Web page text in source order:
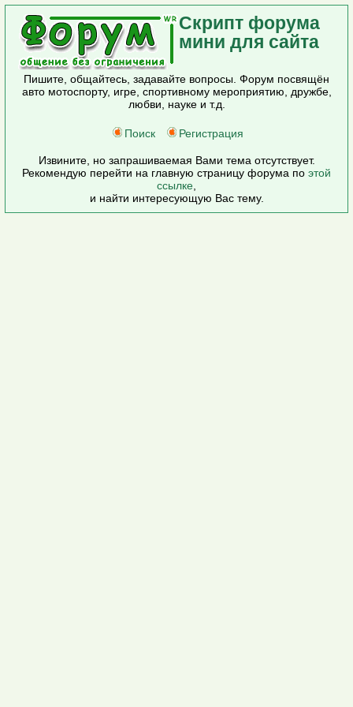
Скрипт форума
мини для сайта
Пишите, общайтесь, задавайте вопросы. Форум посвящён
авто мотоспорту, игре, спортивному мероприятию, дружбе,
любви, науке и т.д.
Поиск Регистрация
Извините, но запрашиваемая Вами тема отсутствует.
Рекомендую перейти на главную страницу форума по этой
ссылке
и найти интересующую Вас тему.